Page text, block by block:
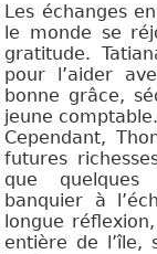
Les échanges
le monde se
gratitude.
pour l’aider
bonne grâce,
jeune comptable.
Cependant,
futures
que quelques
banquier à
longue
entière de l’île,